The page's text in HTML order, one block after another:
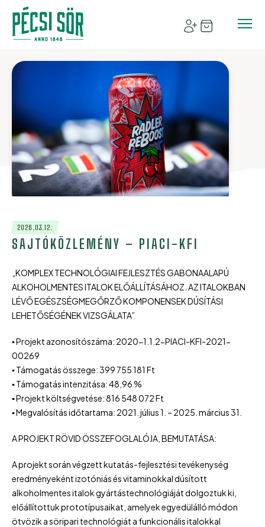
2026.03.12.
SAJTÓKÖZLEMÉNY – PIACI-KFI
„KOMPLEX TECHNOLÓGIAI FEJLESZTÉS GABONAALAPÚ
ALKOHOLMENTES ITALOK ELŐÁLLÍTÁSÁHOZ. AZ ITALOKBAN
LÉVŐ EGÉSZSÉGMEGŐRZŐ KOMPONENSEK DÚSÍTÁSI
LEHETŐSÉGÉNEK VIZSGÁLATA”
▪ Projekt azonosítószáma: 2020-1.1.2-PIACI-KFI-2021-
00269
▪ Támogatás összege: 399 755 181 Ft
▪ Támogatás intenzitása: 48,96 %
▪ Projekt költségvetése: 816 548 072 Ft
▪ Megvalósítás időtartama: 2021. július 1. – 2025. március 31.
A PROJEKT RÖVID ÖSSZEFOGLALÓJA, BEMUTATÁSA:
A projekt során végzett kutatás-fejlesztési tevékenység
eredményeként izotóniás és vitaminokkal dúsított
alkoholmentes italok gyártástechnológiáját dolgoztuk ki,
előállítottuk prototípusaikat, amelyek egyedülálló módon
ötvözik a söripari technológiát a funkcionális italokkal